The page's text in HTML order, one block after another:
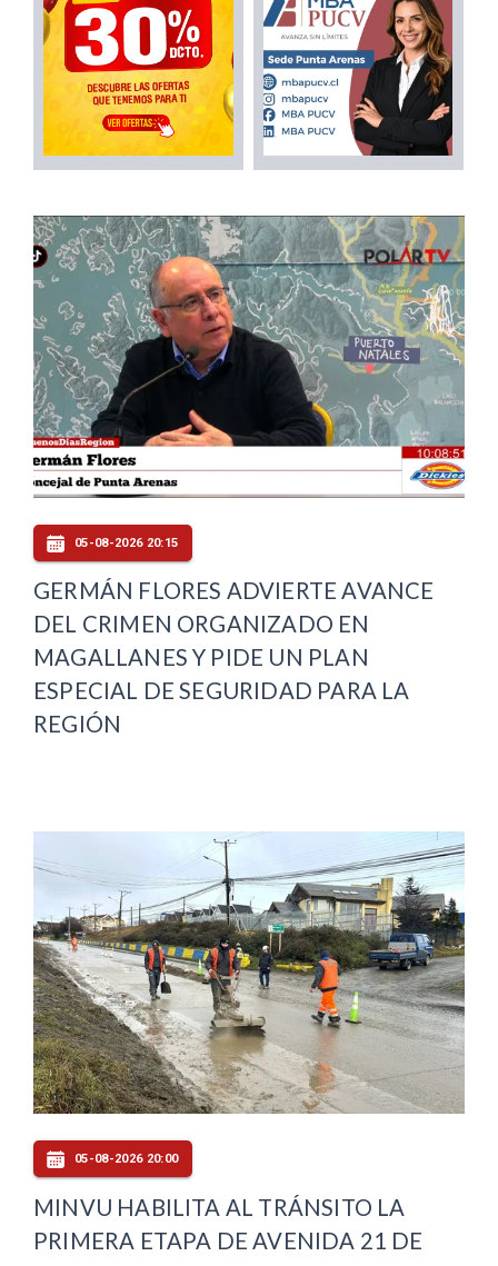
05-08-2026 20:15
GERMÁN FLORES ADVIERTE AVANCE
DEL CRIMEN ORGANIZADO EN
MAGALLANES Y PIDE UN PLAN
ESPECIAL DE SEGURIDAD PARA LA
REGIÓN
05-08-2026 20:00
MINVU HABILITA AL TRÁNSITO LA
PRIMERA ETAPA DE AVENIDA 21 DE